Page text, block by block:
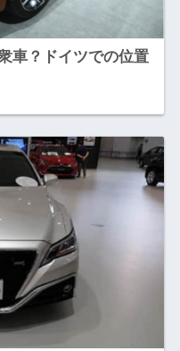
車？ドイツでの位置